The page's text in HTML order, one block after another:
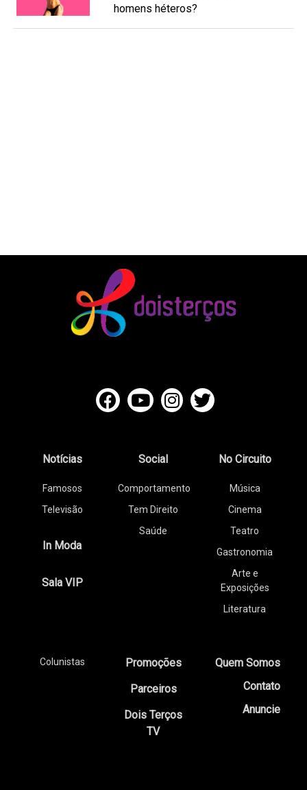
homens héteros?
Notícias
Famosos
Televisão
In Moda
Sala VIP
Social
Comportamento
Tem Direito
Saúde
No Circuito
Música
Cinema
Teatro
Gastronomia
Arte e
Exposições
Literatura
Colunistas
Promoções
Parceiros
Dois Terços
TV
Quem Somos
Contato
Anuncie